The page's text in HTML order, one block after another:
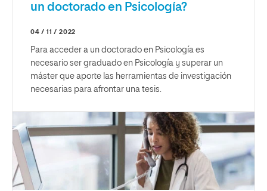
un doctorado en Psicología?
04 / 11 / 2022
Para acceder a un doctorado en Psicología es
necesario ser graduado en Psicología y superar un
máster que aporte las herramientas de investigación
necesarias para afrontar una tesis.